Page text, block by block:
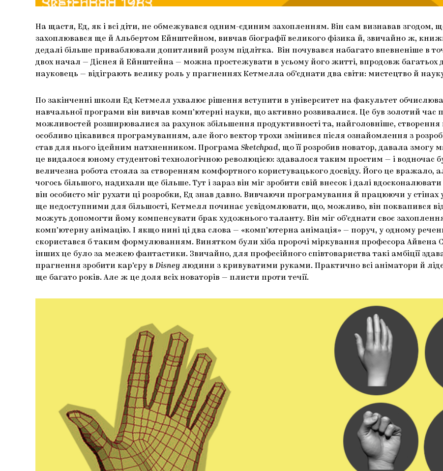
На щастя, Ед, як і всі діти, не обмежувався одним-єдиним захопленням. Він сам визнавав згодом,
захоплювався ще й Альбертом Ейнштейном, вивчав біографії великого фізика й, звичайно ж,
дедалі більше приваблювали допитливий розум підлітка. Він почувався набагато впевненіше в
двох начал — Діснея й Ейнштейна — можна простежувати в усьому його житті, впродовж багатьох
науковець — відіграють велику роль у прагненнях Кетмелла об’єднати два світи: мистецтво й
По закінченні школи Ед Кетмелл ухвалює рішення вступити в університет на факультет
навчальної програми він вивчав комп’ютерні науки, що активно розвивалися. Це був золотий час
можливостей розширювалися за рахунок збільшення продуктивності та, найголовніше,
особливо цікавився програмуванням, але його вектор трохи змінився після ознайомлення з
став для нього ідейним натхненником. Програма Sketchpad, що її розробив новатор, давала змогу
це видалося юному студентові технологічною революцією: здавалося таким простим — і водночас
величезна робота стояла за створенням комфортного користувацького досвіду. Його це
чогось більшого, надихали ще більше. Тут і зараз він міг зробити свій внесок і далі
він особисто міг рухати ці розробки, Ед знав давно. Вивчаючи програмування й працюючи у стінах
ще недоступними для більшості, Кетмелл починає усвідомлювати, що, можливо, він поквапився
можуть допомогти йому компенсувати брак художнього таланту. Він міг об’єднати своє
комп’ютерну анімацію. І якщо нині ці два слова — «комп’ютерна анімація» — поруч, у одному
скористався б таким формулюванням. Винятком були хіба пророчі міркування професора Айвена
інших це було за межею фантастики. Звичайно, для професійного співтовариства такі амбіції
прагнення зробити кар’єру в Disney людини з кривуватими руками. Практично всі аніматори й
ще багато років. Але ж це доля всіх новаторів — плисти проти течії.